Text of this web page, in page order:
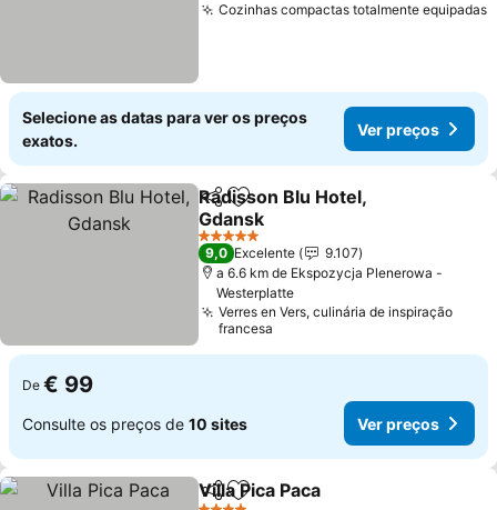
Cozinhas compactas totalmente equipadas
Selecione as datas para ver os preços
exatos.
Ver preços
PartilharAdicionar aos favoritos
Radisson Blu Hotel,
Gdansk
Ver preços
5 Estrelas
9,0 Excelente
9.107
a 6.6 km de Ekspozycja Plenerowa -
Westerplatte
Verres en Vers, culinária de inspiração
francesa
De € 99
Consulte os preços de 10 sites Ver preços
PartilharAdicionar aos favoritos
Villa Pica Paca